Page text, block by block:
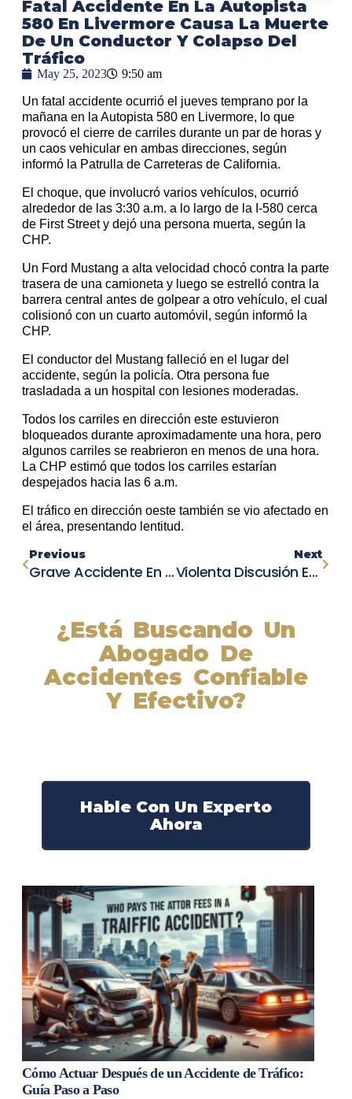
Fatal Accidente En La Autopista
580 En Livermore Causa La Muerte
De Un Conductor Y Colapso Del
Tráfico
May 25, 2023 9:50 am
Un fatal accidente ocurrió el jueves temprano por la
mañana en la Autopista 580 en Livermore, lo que
provocó el cierre de carriles durante un par de horas y
un caos vehicular en ambas direcciones, según
informó la Patrulla de Carreteras de California.
El choque, que involucró varios vehículos, ocurrió
alrededor de las 3:30 a.m. a lo largo de la I-580 cerca
de First Street y dejó una persona muerta, según la
CHP.
Un Ford Mustang a alta velocidad chocó contra la parte
trasera de una camioneta y luego se estrelló contra la
barrera central antes de golpear a otro vehículo, el cual
colisionó con un cuarto automóvil, según informó la
CHP.
El conductor del Mustang falleció en el lugar del
accidente, según la policía. Otra persona fue
trasladada a un hospital con lesiones moderadas.
Todos los carriles en dirección este estuvieron
bloqueados durante aproximadamente una hora, pero
algunos carriles se reabrieron en menos de una hora.
La CHP estimó que todos los carriles estarían
despejados hacia las 6 a.m.
El tráfico en dirección oeste también se vio afectado en
el área, presentando lentitud.
Previous
Grave Accidente En Long Island Deja Heridos, Incluyendo Niños, En Choque De Siete Vehículos
Next
Violenta Discusión En Tienda De Conveniencia Desata Tiroteo Y Colisión En Stoughton
¿Está Buscando Un
Abogado De
Accidentes Confiable
Y Efectivo?
Hable Con Un Experto
Ahora
Cómo Actuar Después de un Accidente de Tráfico:
Guía Paso a Paso